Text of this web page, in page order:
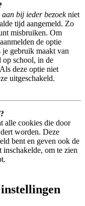
bij ieder bezoekniet
tijd aangemeld. Zo
misbruiken. Om
de optie
je gebruik maakt van
op school, in de
deze optie niet
uitgeschakeld.
alle cookies die door
worden. Deze
bent en geven ook de
om te zien